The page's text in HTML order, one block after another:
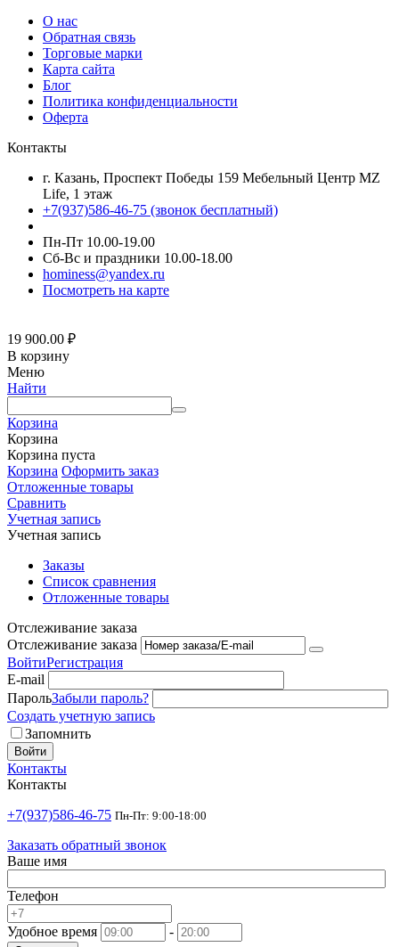
О нас
Обратная связь
Торговые марки
Карта сайта
Блог
Политика конфиденциальности
Оферта
Контакты
г. Казань, Проспект Победы 159 Мебельный Центр MZ
Life, 1 этаж
+7(937)586-46-75 (звонок бесплатный)
Пн-Пт 10.00-19.00
Сб-Вс и праздники 10.00-18.00
hominess@yandex.ru
Посмотреть на карте
19 900.00 ₽
В корзину
Меню
Найти
Корзина
Корзина
Корзина пуста
Корзина Оформить заказ
Отложенные товары
Сравнить
Учетная запись
Учетная запись
Заказы
Список сравнения
Отложенные товары
Отслеживание заказа
Отслеживание заказа
ВойтиРегистрация
E-mail
ПарольЗабыли пароль?
Создать учетную запись
Запомнить
Войти
Контакты
Контакты
+7(937)586-46-75 Пн-Пт: 9:00-18:00
Заказать обратный звонок
Ваше имя
Телефон
Удобное время -